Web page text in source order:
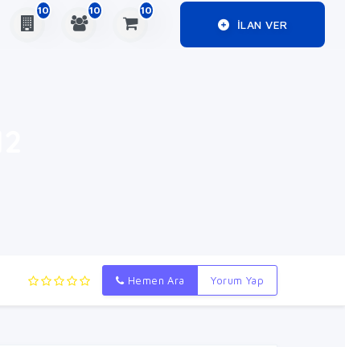
10 10 10
ILAN VER
Hemen Ara Yorum Yap